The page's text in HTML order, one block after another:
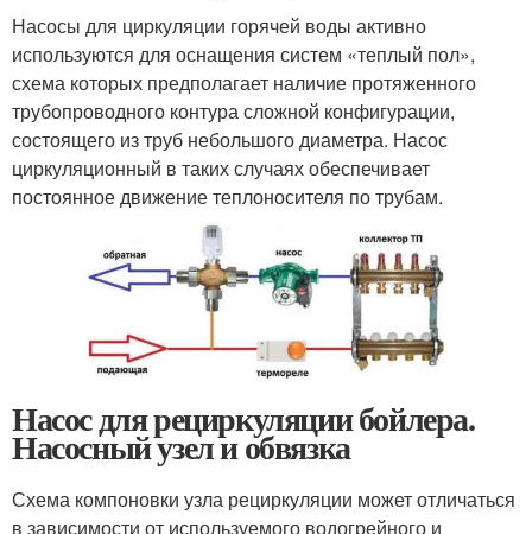
Насосы для циркуляции горячей воды активно
используются для оснащения систем «теплый пол»,
схема которых предполагает наличие протяженного
трубопроводного контура сложной конфигурации,
состоящего из труб небольшого диаметра. Насос
циркуляционный в таких случаях обеспечивает
постоянное движение теплоносителя по трубам.
Насос для рециркуляции бойлера.
Насосный узел и обвязка
Схема компоновки узла рециркуляции может отличаться
в зависимости от используемого водогрейного и